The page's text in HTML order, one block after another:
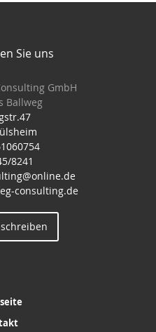
Sie uns
GmbH
Ballweg
8241
consulting.de